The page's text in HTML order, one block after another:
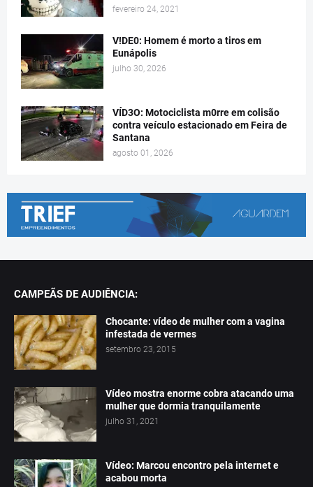
fevereiro 24, 2021
V!DE0: Homem é morto a tiros em
Eunápolis
julho 30, 2026
VÍD3O: Motociclista m0rre em colisão
contra veículo estacionado em Feira de
Santana
agosto 01, 2026
CAMPEÃS DE AUDIÊNCIA:
Chocante: vídeo de mulher com a vagina
infestada de vermes
setembro 23, 2015
Vídeo mostra enorme cobra atacando uma
mulher que dormia tranquilamente
julho 31, 2021
Vídeo: Marcou encontro pela internet e
acabou morta